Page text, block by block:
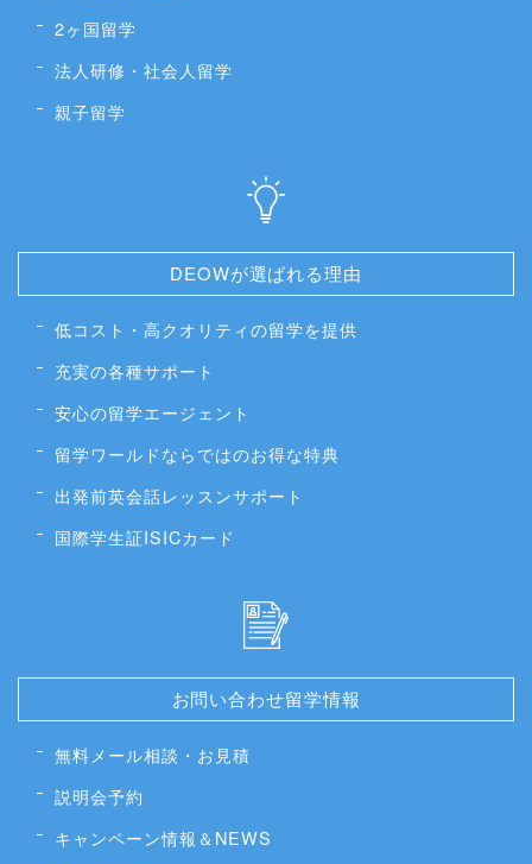
2ヶ国留学
法人研修・社会人留学
親子留学
DEOWが選ばれる理由
低コスト・高クオリティの留学を提供
充実の各種サポート
安心の留学エージェント
留学ワールドならではのお得な特典
出発前英会話レッスンサポート
国際学生証ISICカード
お問い合わせ留学情報
無料メール相談・お見積
説明会予約
キャンペーン情報＆NEWS